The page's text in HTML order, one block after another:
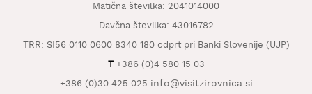
Matična številka: 2041014000
Davčna številka: 43016782
TRR: SI56 0110 0600 8340 180 odprt pri Banki Slovenije (UJP)
T+386 (0)4 580 15 03
+386 (0)30 425 025 info@visitzirovnica.si